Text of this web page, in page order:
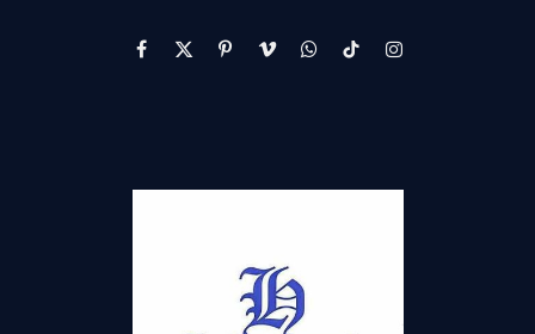
Facebook
X
PinterestVimeoWhatsApp
TikTokInstagram